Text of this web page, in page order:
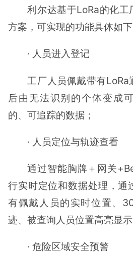
利尔达基于LoRa的化
方案，可实现的功能具体如下
· 人员进入登记
工厂人员佩戴带有
后由无法识别的个体变成
的、可追踪的数据；
· 人员定位与轨迹查看
通过智能胸牌＋网关
行实时定位和数据处理，通
有佩戴人员的实时位置、
迹、被查询人员位置高亮显示
· 危险区域安全预警